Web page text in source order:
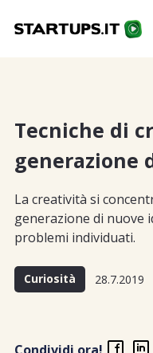
Tecniche di
generazione
La creatività si
generazione di nuove
problemi individuati.
Curiosità 28.7.2019